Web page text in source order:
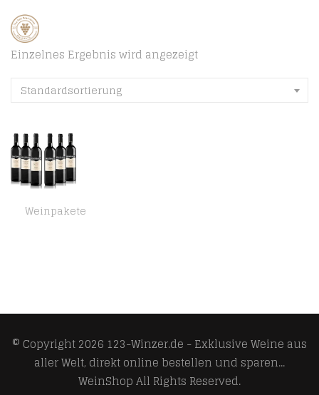
Einzelnes Ergebnis wird angezeigt
Standardsortierung
Weinpakete
© Copyright 2026 123-Winzer.de - Exklusive Weine aus
aller Welt, direkt online bestellen und sparen...
WeinShopAll Rights Reserved.